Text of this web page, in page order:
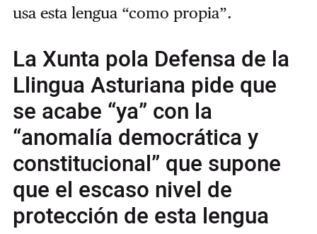
usa esta lengua “como propia”.
La Xunta pola Defensa de la
Llingua Asturiana pide que
se acabe “ya” con la
“anomalía democrática y
constitucional” que supone
que el escaso nivel de
protección de esta lengua